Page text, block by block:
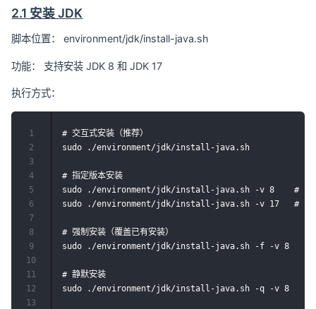
2.1 安装 JDK
脚本位置： environment/jdk/install-java.sh
功能： 支持安装 JDK 8 和 JDK 17
执行方式：
# 交互式安装（推荐）
sudo ./environment/jdk/install-java.sh
# 指定版本安装
sudo ./environment/jdk/install-java.sh -v 8    # 安
sudo ./environment/jdk/install-java.sh -v 17   # 安
# 强制安装（覆盖已有安装）
sudo ./environment/jdk/install-java.sh -f -v 8
# 静默安装
sudo ./environment/jdk/install-java.sh -q -v 8
1
2
3
4
5
6
7
8
9
10
11
12
13